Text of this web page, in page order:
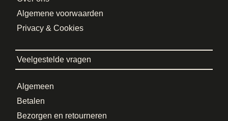
Algemene voorwaarden
Privacy & Cookies
Veelgestelde vragen
Algemeen
Betalen
Bezorgen en retourneren